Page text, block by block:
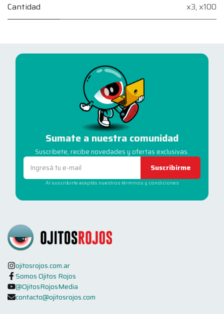
Cantidad x3, x100
Sumate a nuestra comunidad
Suscribete, recibe novedades y ofertas exclusivas.
Suscribirme
Al suscribirte aceptás nuestros términos y condiciones
ojitosrojos.com.ar
Somos Ojitos Rojos
@OjitosRojosMedia
contacto@ojitosrojos.com